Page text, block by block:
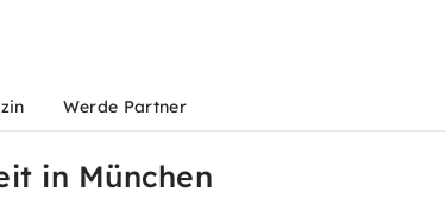
Werde Partner
in München